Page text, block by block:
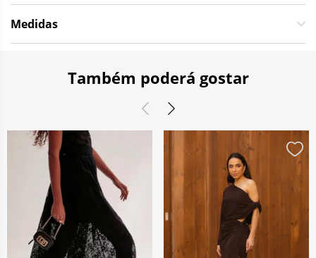
Medidas
Também poderá gostar